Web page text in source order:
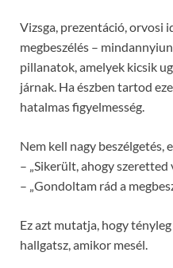
Vizsga, prezentáció, orvosi
megbeszélés –
pillanatok, amelyek kicsik
járnak. Ha észben tartod
hatalmas figyelmesség.
Nem kell nagy beszélgetés,
– „Sikerült, ahogy szeretted
– „Gondoltam rád a
Ez azt mutatja, hogy
hallgatsz, amikor mesél.